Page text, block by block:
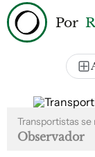
Por
Transportistas se
Observador